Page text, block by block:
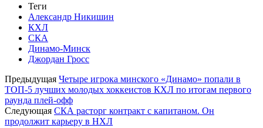
Теги
Александр Никишин
КХЛ
СКА
Динамо-Минск
Джордан Гросс
Предыдущая Четыре игрока минского «Динамо» попали в
ТОП-5 лучших молодых хоккеистов КХЛ по итогам первого
раунда плей-офф
Следующая СКА расторг контракт с капитаном. Он
продолжит карьеру в НХЛ